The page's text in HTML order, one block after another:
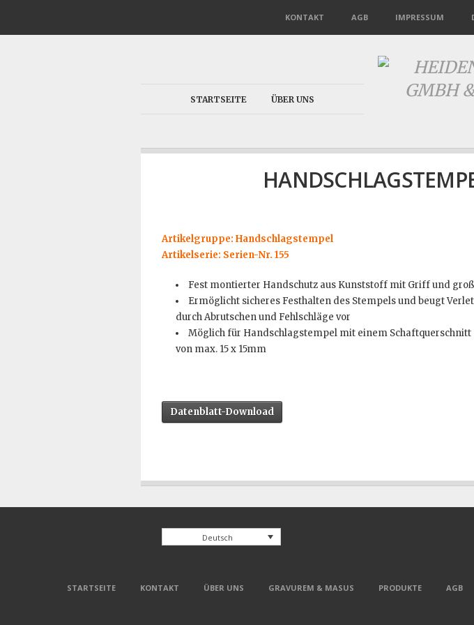
KONTAKT AGB IMPRESSUM
STARTSEITE ÜBER UNS
Artikelgruppe: Handschlagstempel
Artikelserie: Serien-Nr. 155
Fest montierter Handschutz aus Kunststoff mit Griff und
Ermöglicht sicheres Festhalten des Stempels und beugt
durch Abrutschen und Fehlschläge vor
Möglich für Handschlagstempel mit einem Schaftquerschnitt
von max. 15 x 15mm
Datenblatt-Download
Deutsch
STARTSEITE KONTAKT ÜBER UNS GRAVUREM & MASUS PRODUKTE AGB